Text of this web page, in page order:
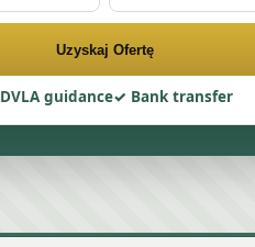
Uzyskaj Ofertę
DVLA guidance Bank transfer